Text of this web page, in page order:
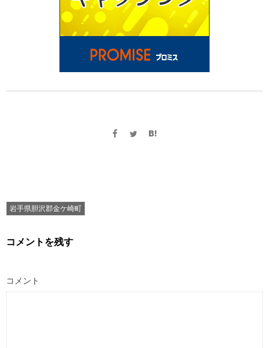
岩手県胆沢郡金ケ崎町
コメントを残す
コメント